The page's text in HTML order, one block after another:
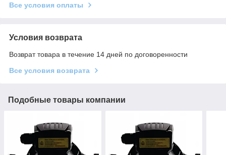
Все условия оплаты
Условия возврата
Возврат товара в течение 14 дней по договоренности
Все условия возврата
Подобные товары компании